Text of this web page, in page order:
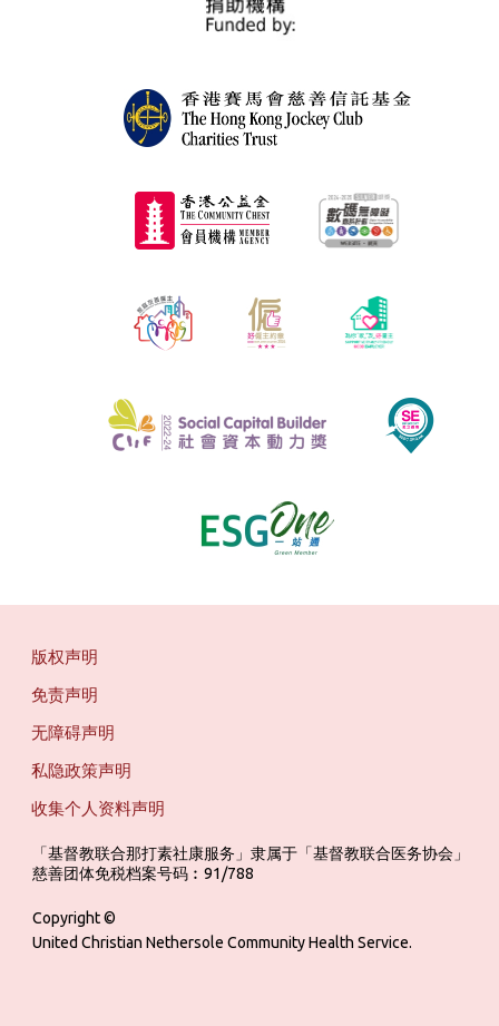
版权声明
免责声明
无障碍声明
私隐政策声明
收集个人资料声明
「基督教联合那打素社康服务」隶属于「基督教联合医务协会」
慈善团体免税档案号码︰91/788
Copyright ©
United Christian Nethersole Community Health Service.